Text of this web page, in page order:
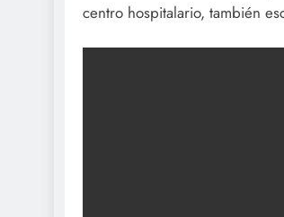
centro hospitalario, también